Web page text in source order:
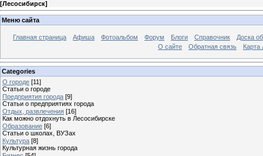
[Лесосибирск]
Меню сайта
Главная страница Афиша Фотоальбом Форум Блоги Справочник
Доска
О сайте
Обратная связь Карта
Categories
О городе [11]
Статьи о городе
Предприятия города [9]
Статьи о предприятиях города
Отдых, развлечения [16]
Как можно отдохнуть в Лесосибирске
Образование [6]
Статьи о школах, ВУЗах
Культура [8]
Культурная жизнь города